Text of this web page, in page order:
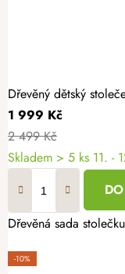
Dřevěný dětský
1 999 Kč
2 499 Kč
Skladem > 5 ks 11. -
Dřevěná sada
-10%